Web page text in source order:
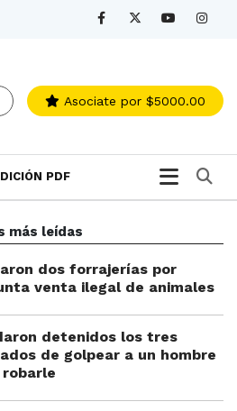
Asociate por $5000.00
PDF
más leídas
dos forrajerías por
venta ilegal de animales
detenidos los tres
de golpear a un hombre
robarle